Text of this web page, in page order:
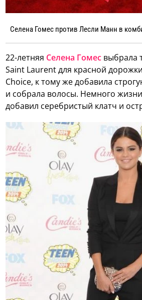
Селена Гомес против Лесли Манн в
22-летняя Селена Гомес выбрала
Saint Laurent для красной
Choice, к тому же добавила
и собрала волосы. Немного
добавил серебристый клатч и